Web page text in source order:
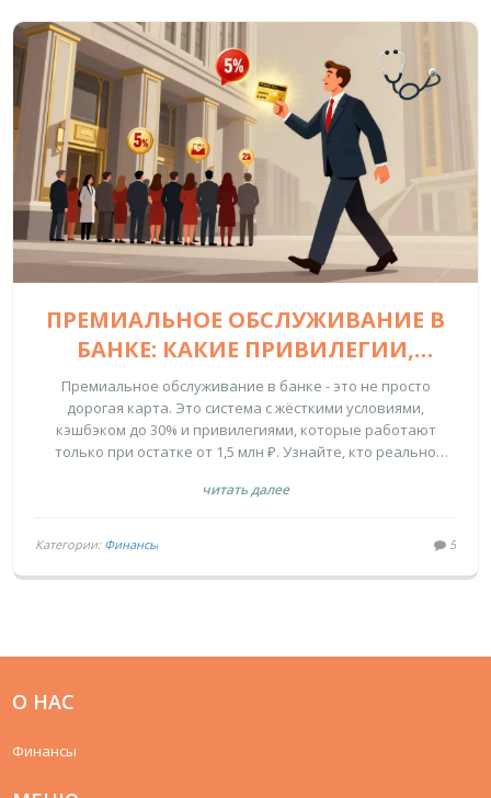
ПРЕМИАЛЬНОЕ ОБСЛУЖИВАНИЕ В
БАНКЕ: КАКИЕ ПРИВИЛЕГИИ,
КЭШБЭК И СТОИМОСТЬ РЕАЛЬНО
СТОИТ ЖДАТЬ
Премиальное обслуживание в банке - это не просто
дорогая карта. Это система с жёсткими условиями,
кэшбэком до 30% и привилегиями, которые работают
только при остатке от 1,5 млн ₽. Узнайте, кто реально
читать далее
Категории: Финансы 5
О НАС
Финансы